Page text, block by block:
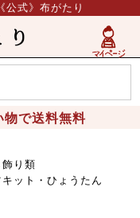
公式》布がたり
で送料無料
り類
ット・ひょうたん